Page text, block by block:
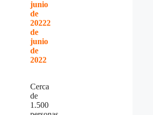
junio
de
20222
de
junio
de
2022
Cerca
de
1.500